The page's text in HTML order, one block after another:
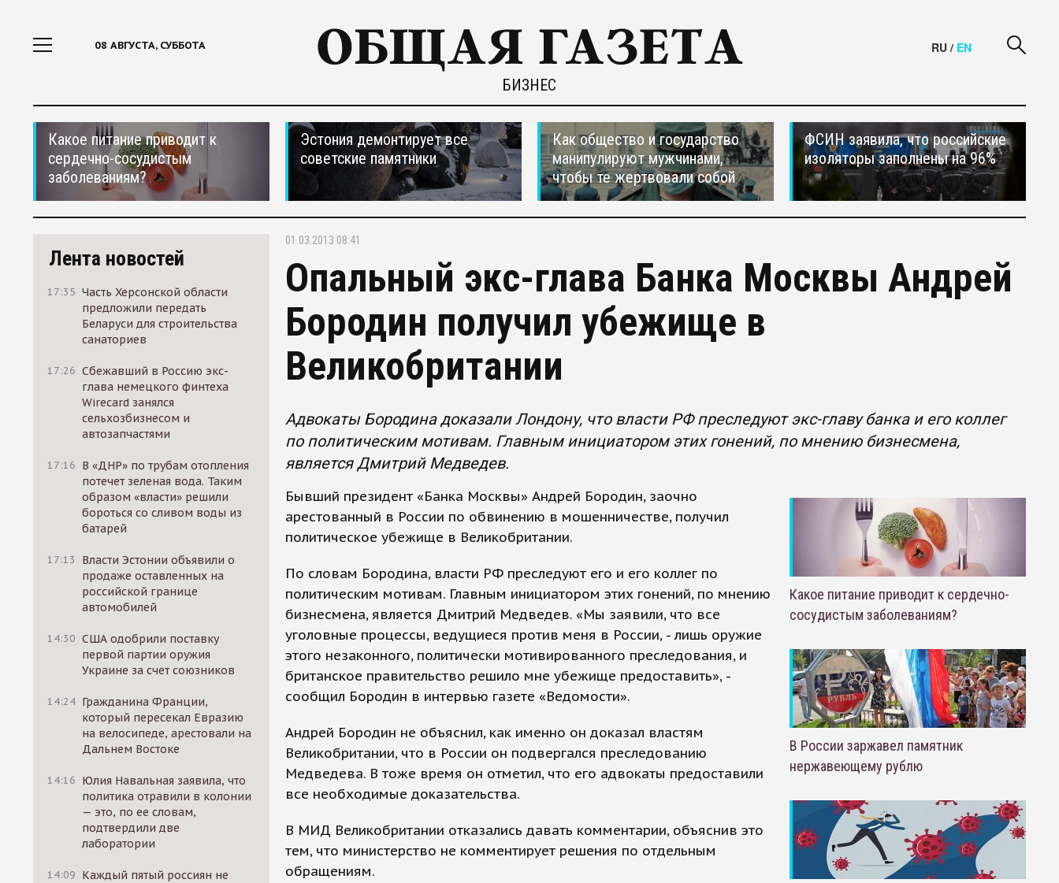
08 АВГУСТА, СУББОТА
БИЗНЕС
RU / EN
Какое питание приводит к
сердечно-сосудистым
заболеваниям?
Эстония демонтирует все
советские памятники
Как общество и государство
манипулируют мужчинами,
чтобы те жертвовали собой
ФСИН заявила, что российские
изоляторы заполнены на 96%
Лента новостей
17:35 Часть Херсонской области
предложили передать
Беларуси для строительства
санаториев
17:26 Сбежавший в Россию экс-
глава немецкого финтеха
Wirecard занялся
сельхозбизнесом и
автозапчастями
17:16 В «ДНР» по трубам отопления
потечет зеленая вода. Таким
образом «власти» решили
бороться со сливом воды из
батарей
17:13
Власти Эстонии объявили о
продаже оставленных на
российской границе
автомобилей
14:30 США одобрили поставку
первой партии оружия
Украине за счет союзников
14:24 Гражданина Франции,
который пересекал Евразию
на велосипеде, арестовали на
Дальнем Востоке
14:16 Юлия Навальная заявила, что
политика отравили в колонии
— это, по ее словам,
подтвердили две
лаборатории
14:09 Каждый пятый россиян не
01.03.2013 08:41
Опальный экс-глава Банка Москвы Андрей
Бородин получил убежище в
Великобритании
Адвокаты Бородина доказали Лондону, что власти РФ преследуют экс-главу банка и его коллег
по политическим мотивам. Главным инициатором этих гонений, по мнению бизнесмена,
является Дмитрий Медведев.
Бывший президент «Банка Москвы» Андрей Бородин, заочно
арестованный в России по обвинению в мошенничестве, получил
политическое убежище в Великобритании.
По словам Бородина, власти РФ преследуют его и его коллег по
политическим мотивам. Главным инициатором этих гонений, по мнению
бизнесмена, является Дмитрий Медведев. «Мы заявили, что все
уголовные процессы, ведущиеся против меня в России, - лишь оружие
этого незаконного, политически мотивированного преследования, и
британское правительство решило мне убежище предоставить», -
сообщил Бородин в интервью газете «Ведомости».
Андрей Бородин не объяснил, как именно он доказал властям
Великобритании, что в России он подвергался преследованию
Медведева. В тоже время он отметил, что его адвокаты предоставили
все необходимые доказательства.
В МИД Великобритании отказались давать комментарии, объяснив это
тем, что министерство не комментирует решения по отдельным
обращениям.
Какое питание приводит к сердечно-
сосудистым заболеваниям?
В России заржавел памятник
нержавеющему рублю